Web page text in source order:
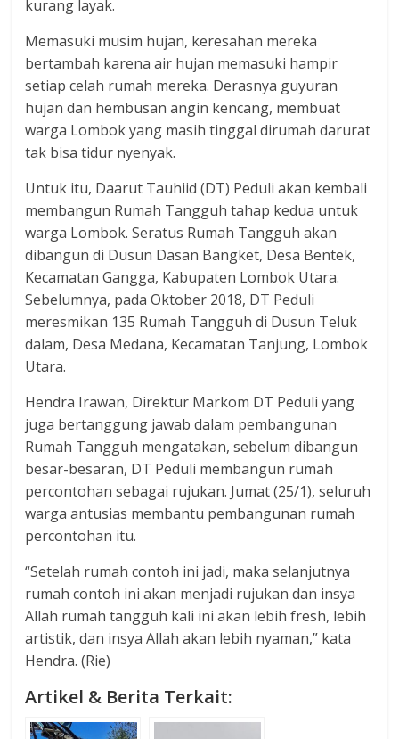
kurang layak.
Memasuki musim hujan, keresahan mereka
bertambah karena air hujan memasuki hampir
setiap celah rumah mereka. Derasnya guyuran
hujan dan hembusan angin kencang, membuat
warga Lombok yang masih tinggal dirumah darurat
tak bisa tidur nyenyak.
Untuk itu, Daarut Tauhiid (DT) Peduli akan kembali
membangun Rumah Tangguh tahap kedua untuk
warga Lombok. Seratus Rumah Tangguh akan
dibangun di Dusun Dasan Bangket, Desa Bentek,
Kecamatan Gangga, Kabupaten Lombok Utara.
Sebelumnya, pada Oktober 2018, DT Peduli
meresmikan 135 Rumah Tangguh di Dusun Teluk
dalam, Desa Medana, Kecamatan Tanjung, Lombok
Utara.
Hendra Irawan, Direktur Markom DT Peduli yang
juga bertanggung jawab dalam pembangunan
Rumah Tangguh mengatakan, sebelum dibangun
besar-besaran, DT Peduli membangun rumah
percontohan sebagai rujukan. Jumat (25/1), seluruh
warga antusias membantu pembangunan rumah
percontohan itu.
“Setelah rumah contoh ini jadi, maka selanjutnya
rumah contoh ini akan menjadi rujukan dan insya
Allah rumah tangguh kali ini akan lebih fresh, lebih
artistik, dan insya Allah akan lebih nyaman,” kata
Hendra. (Rie)
Artikel & Berita Terkait: